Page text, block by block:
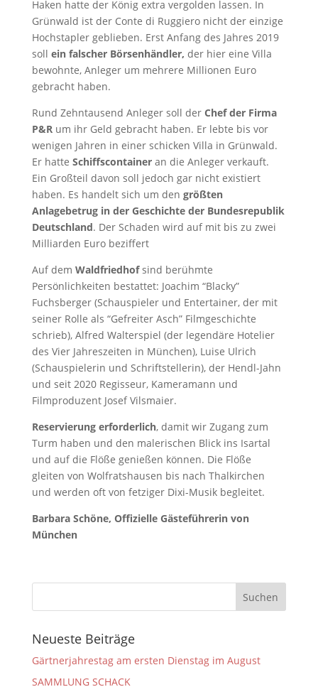
Haken hatte der König extra vergolden lassen. In
Grünwald ist der Conte di Ruggiero nicht der einzige
Hochstapler geblieben. Erst Anfang des Jahres 2019
soll ein falscher Börsenhändler, der hier eine Villa
bewohnte, Anleger um mehrere Millionen Euro
gebracht haben.
Rund Zehntausend Anleger soll der Chef der Firma
P&Rum ihr Geld gebracht haben. Er lebte bis vor
wenigen Jahren in einer schicken Villa in Grünwald.
Er hatte Schiffscontainer an die Anleger verkauft.
Ein Großteil davon soll jedoch gar nicht existiert
haben. Es handelt sich um den größten
Anlagebetrug in der Geschichte der Bundesrepublik
Deutschland. Der Schaden wird auf mit bis zu zwei
Milliarden Euro beziffert
Auf dem Waldfriedhofsind berühmte
Persönlichkeiten bestattet: Joachim “Blacky”
Fuchsberger (Schauspieler und Entertainer, der mit
seiner Rolle als “Gefreiter Asch” Filmgeschichte
schrieb), Alfred Walterspiel (der legendäre Hotelier
des Vier Jahreszeiten in München), Luise Ulrich
(Schauspielerin und Schriftstellerin), der Hendl-Jahn
und seit 2020 Regisseur, Kameramann und
Filmproduzent Josef Vilsmaier.
Reservierung erforderlich, damit wir Zugang zum
Turm haben und den malerischen Blick ins Isartal
und auf die Flöße genießen können. Die Flöße
gleiten von Wolfratshausen bis nach Thalkirchen
und werden oft von fetziger Dixi-Musik begleitet.
Barbara Schöne, Offizielle Gästeführerin von
München
Neueste Beiträge
Gärtnerjahrestag am ersten Dienstag im August
SAMMLUNG SCHACK